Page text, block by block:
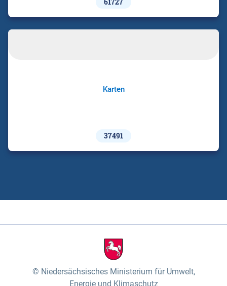
Karten
37491
Niedersächsisches Ministerium für Umwelt,
Energie und Klimaschutz